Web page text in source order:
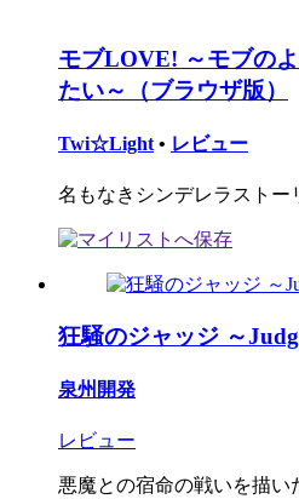
モブLOVE! ～モブの
たい～（ブラウザ版）
Twi☆Light • レビュー
名もなきシンデレラストー
狂騒のジャッジ ～
泉州開発
レビュー
悪魔との宿命の戦いを描